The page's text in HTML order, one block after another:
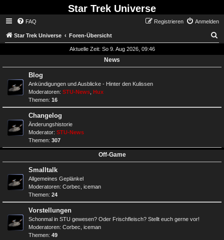
Star Trek Universe
FAQ Anmelden
Registrieren
Star Trek Universe Foren-Übersicht
Aktuelle Zeit: So 9. Aug 2026, 09:46
News
Blog
Ankündigungen und Ausblicke - Hinter den Kulissen
Moderatoren: STU-News Hux
Themen: 16
Changelog
Änderungshistorie
Moderator: STU-News
Themen: 307
Off-Game
Smalltalk
Allgemeines Geplänkel
Moderatoren: Corbec iceman
Themen: 24
Vorstellungen
Schonmal in STU gewesen? Oder Frischfleisch? Stellt euch gerne vor!
Moderatoren: Corbec iceman
Themen: 49